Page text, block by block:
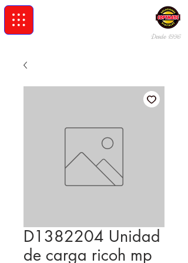
Desde 1996
D1382204 Unidad
de carga ricoh mp